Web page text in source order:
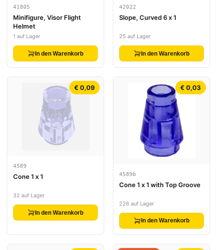
41805
Minifigure, Visor Flight
Helmet
1 auf Lager
In den Warenkorb
42022
Slope, Curved 6 x 1
25 auf Lager
In den Warenkorb
€ 0,09
4589
Cone 1 x 1
32 auf Lager
In den Warenkorb
€ 0,03
4589b
Cone 1 x 1 with Top Groove
226 auf Lager
In den Warenkorb